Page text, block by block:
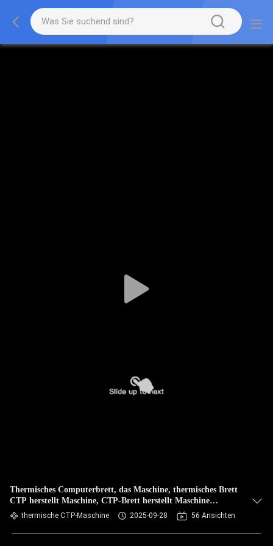
Thermisches Computerbrett, das Maschine, thermisches Brett
CTP herstellt Maschine, CTP-Brett herstellt Maschine
herstellt,
thermische CTP-Maschine 2025-09-28 56 Ansichten